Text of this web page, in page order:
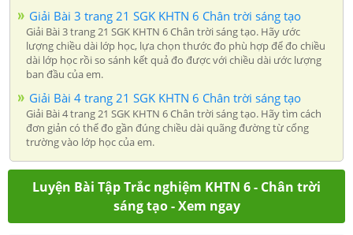
Giải Bài 3 trang 21 SGK KHTN 6 Chân trời sáng tạo
Giải Bài 3 trang 21 SGK KHTN 6 Chân trời sáng tạo. Hãy ước
lượng chiều dài lớp học, lựa chọn thước đo phù hợp để đo chiều
dài lớp học rồi so sánh kết quả đo được với chiều dài ước lượng
ban đầu của em.
Giải Bài 4 trang 21 SGK KHTN 6 Chân trời sáng tạo
Giải Bài 4 trang 21 SGK KHTN 6 Chân trời sáng tạo. Hãy tìm cách
đơn giản có thể đo gần đúng chiều dài quãng đường từ cổng
trường vào lớp học của em.
Luyện Bài Tập Trắc nghiệm KHTN 6 - Chân trời
sáng tạo - Xem ngay